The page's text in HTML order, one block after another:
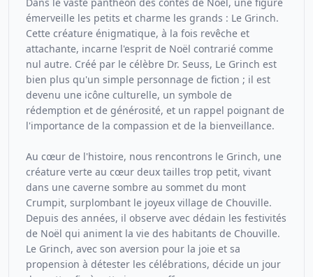
émerveille les petits et charme les grands : Le Grinch.
Cette créature énigmatique, à la fois revêche et
attachante, incarne l'esprit de Noël contrarié comme
nul autre. Créé par le célèbre Dr. Seuss, Le Grinch est
bien plus qu'un simple personnage de fiction ; il est
devenu une icône culturelle, un symbole de
rédemption et de générosité, et un rappel poignant de
l'importance de la compassion et de la bienveillance.
Au cœur de l'histoire, nous rencontrons le Grinch, une
créature verte au cœur deux tailles trop petit, vivant
dans une caverne sombre au sommet du mont
Crumpit, surplombant le joyeux village de Chouville.
Depuis des années, il observe avec dédain les festivités
de Noël qui animent la vie des habitants de Chouville.
Le Grinch, avec son aversion pour la joie et sa
propension à détester les célébrations, décide un jour